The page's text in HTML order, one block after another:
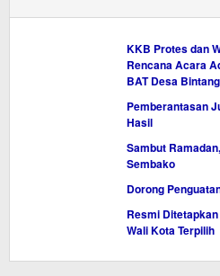
KKB Protes dan
Rencana Acara
BAT Desa
Pemberantasan
Hasil
Sambut
Sembako
Dorong
Resmi
Wali Kota Terpilih